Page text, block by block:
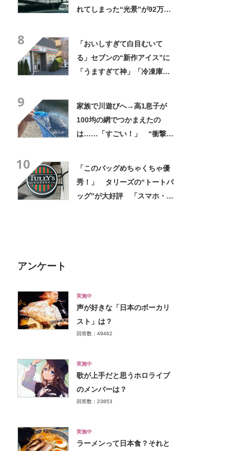
れてしまった“光景”が92万再
8
「おいしすぎて白目むいて
る」セブンの“新作アイス”に
「うますぎて神」「冷凍庫に
9
家族で川遊びへ→高1息子が
100均の網でつかまえたの
は……「すごい！」 “衝撃の
10
「このバッグめちゃくちゃ優
秀！」 タリーズの“トートバ
ッグ”が大好評 「スマホ・財
アンケート
実施中
声が好きな「日本のボーカリ
スト」は？
回答数：49462
実施中
歌が上手だと思うホロライブ
のメンバーは？
回答数：23853
実施中
ラーメンって日本食？それと